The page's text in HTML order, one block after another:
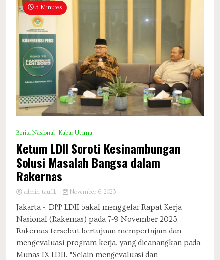
3 Minutes
Berita Nasional Kabar Utama
Ketum LDII Soroti Kesinambungan
Solusi Masalah Bangsa dalam
Rakernas
admin_taufik November 6, 2023
Jakarta -. DPP LDII bakal menggelar Rapat Kerja
Nasional (Rakernas) pada 7-9 November 2023.
Rakernas tersebut bertujuan mempertajam dan
mengevaluasi program kerja, yang dicanangkan pada
Munas IX LDII. “Selain mengevaluasi dan